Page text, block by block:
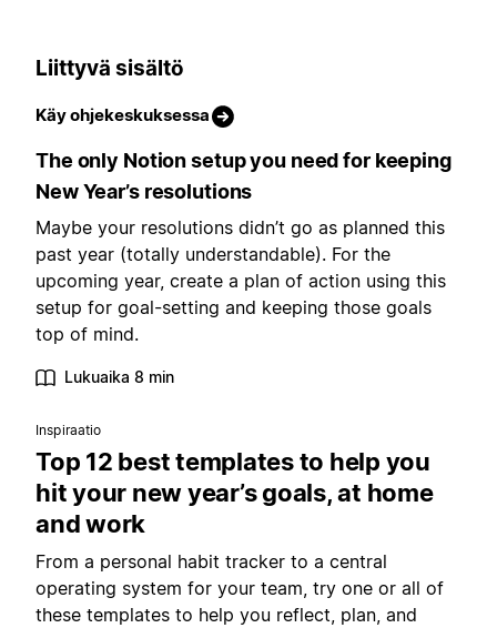
Liittyvä sisältö
Käy ohjekeskuksessa
The only Notion setup you need for keeping
New Year’s resolutions
Maybe your resolutions didn’t go as planned this
past year (totally understandable). For the
upcoming year, create a plan of action using this
setup for goal-setting and keeping those goals
top of mind.
Lukuaika 8 min
Inspiraatio
Top 12 best templates to help you
hit your new year’s goals, at home
and work
From a personal habit tracker to a central
operating system for your team, try one or all of
these templates to help you reflect, plan, and